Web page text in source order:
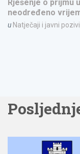
Rješenje o prijmu
neodređeno
u Natječaji i javni pozivi